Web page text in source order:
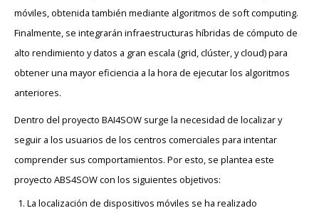
móviles, obtenida también mediante algoritmos de soft computing.
Finalmente, se integrarán infraestructuras híbridas de cómputo de
alto rendimiento y datos a gran escala (grid, clúster, y cloud) para
obtener una mayor eficiencia a la hora de ejecutar los algoritmos
anteriores.
Dentro del proyecto BAI4SOW surge la necesidad de localizar y
seguir a los usuarios de los centros comerciales para intentar
comprender sus comportamientos. Por esto, se plantea este
proyecto ABS4SOW con los siguientes objetivos:
La localización de dispositivos móviles se ha realizado